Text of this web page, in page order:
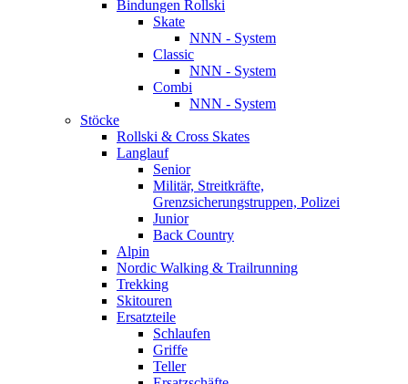
Bindungen Rollski
Skate
NNN - System
Classic
NNN - System
Combi
NNN - System
Stöcke
Rollski & Cross Skates
Langlauf
Senior
Militär, Streitkräfte,
Grenzsicherungstruppen, Polizei
Junior
Back Country
Alpin
Nordic Walking & Trailrunning
Trekking
Skitouren
Ersatzteile
Schlaufen
Griffe
Teller